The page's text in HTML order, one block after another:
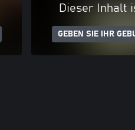
Dieser Inhalt
GEBEN SIE IHR